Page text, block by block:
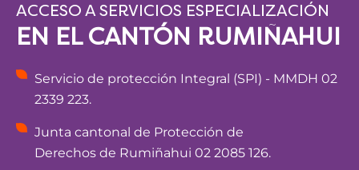
ACCESO A SERVICIOS ESPECIALIZACIÓN
EN EL CANTÓN RUMIÑAHUI
Servicio de protección Integral (SPI) - MMDH 02
2339 223.
Junta cantonal de Protección de
Derechos de Rumiñahui 02 2085 126.